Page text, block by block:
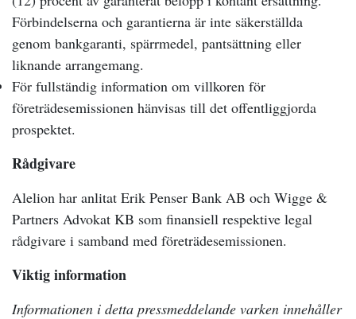
Förbindelserna och garantierna är inte säkerställda
genom bankgaranti, spärrmedel, pantsättning eller
liknande arrangemang.
För fullständig information om villkoren för
företrädesemissionen hänvisas till det offentliggjorda
prospektet.
Rådgivare
Alelion har anlitat Erik Penser Bank AB och Wigge &
Partners Advokat KB som finansiell respektive legal
rådgivare i samband med företrädesemissionen.
Viktig information
Informationen i detta pressmeddelande varken innehåller